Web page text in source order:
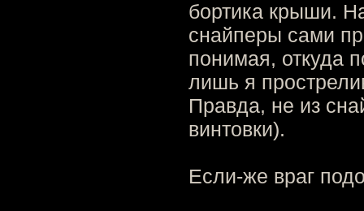
бортика крыши.
снайперы сами
понимая, откуда
лишь я
Правда, не из
винтовки).
Если-же враг